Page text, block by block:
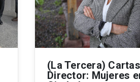
(La Tercera)
Director: Mujeres